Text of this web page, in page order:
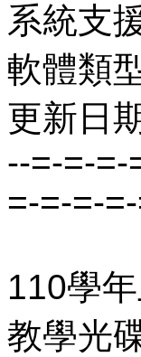
系統支
軟體類
更新日
--=-=-=-
=-=-=-
110學
教學光